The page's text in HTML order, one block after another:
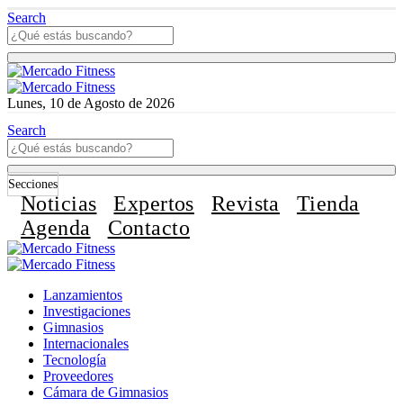
Search
Lunes, 10 de Agosto de 2026
Search
Secciones
Noticias Expertos Revista
Tienda
Agenda
Contacto
Lanzamientos
Investigaciones
Gimnasios
Internacionales
Tecnología
Proveedores
Cámara de Gimnasios